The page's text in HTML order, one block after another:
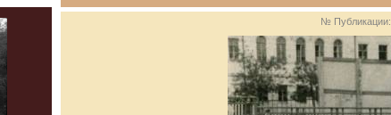
№ Публикации: